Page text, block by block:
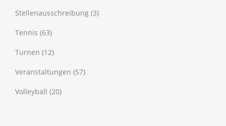
Stellenausschreibung (3)
Tennis (63)
Turnen (12)
Veranstaltungen (57)
Volleyball (20)